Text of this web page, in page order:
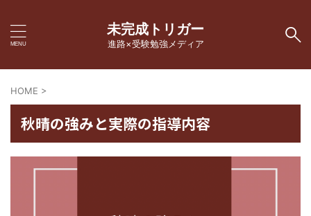
未完成トリガー
進路×受験勉強メディア
HOME >
秋晴の強みと実際の指導内容